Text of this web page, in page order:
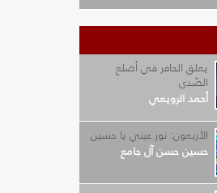
يعلق الحافر في أضلع
الصّدى
أحمد الرويعي
الأربعون: نور عيني يا حسين
حسين حسن آل جامع